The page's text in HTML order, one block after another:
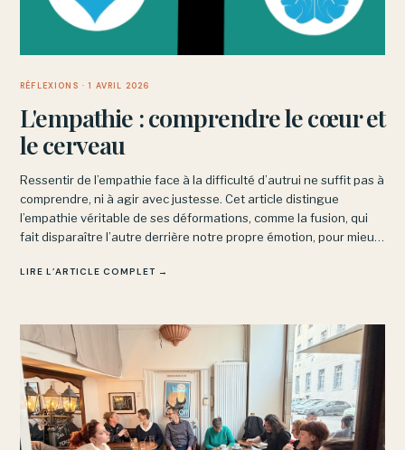
RÉFLEXIONS · 1 AVRIL 2026
L'empathie : comprendre le cœur et
le cerveau
Ressentir de l’empathie face à la difficulté d’autrui ne suffit pas à
comprendre, ni à agir avec justesse. Cet article distingue
l’empathie véritable de ses déformations, comme la fusion, qui
fait disparaître l’autre derrière notre propre émotion, pour mieux
LIRE L’ARTICLE COMPLET →